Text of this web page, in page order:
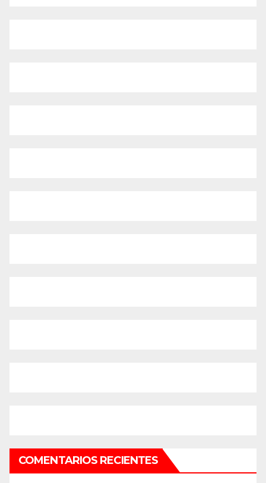
COMENTARIOS RECIENTES